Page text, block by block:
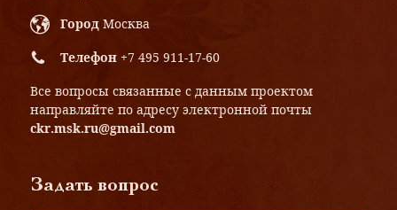
Город Москва
Телефон +7 495 911-17-60
Все вопросы связанные с данным проектом
направляйте по адресу электронной почты
ckr.msk.ru@gmail.com
Задать вопрос